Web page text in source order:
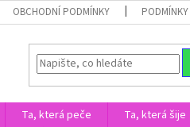
OBCHODNÍ PODMÍNKY
Ta, která peče Ta, která šije